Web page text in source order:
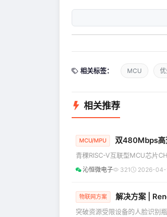
相关标签： MCU 优
相关推荐
MCU/MPU 双480Mbps高
青稞RISC-V互联型MCU芯片
置PHY，支持向量扩展提升并
沁恒微电子 321 2026-04-
物联网方案 解决方案 |
突破资源受限设备的人脸识别